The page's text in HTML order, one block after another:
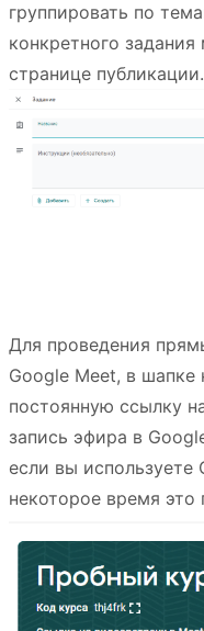
группировать по
конкретного
странице публикации.
Для проведения
Google Meet, в шапке
постоянную ссылку
запись эфира в
если вы используете
некоторое время это